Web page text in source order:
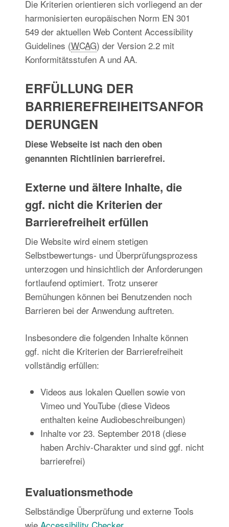
Die Kriterien orientieren sich vorliegend an der
harmonisierten europäischen Norm EN 301
549 der aktuellen Web Content Accessibility
Guidelines (WCAG) der Version 2.2 mit
Konformitätsstufen A und AA.
ERFÜLLUNG DER
BARRIEREFREIHEITSANFOR
DERUNGEN
Diese Webseite ist nach den oben
genannten Richtlinien barrierefrei.
Externe und ältere Inhalte, die
ggf. nicht die Kriterien der
Barrierefreiheit erfüllen
Die Website wird einem stetigen
Selbstbewertungs- und Überprüfungsprozess
unterzogen und hinsichtlich der Anforderungen
fortlaufend optimiert. Trotz unserer
Bemühungen können bei Benutzenden noch
Barrieren bei der Anwendung auftreten.
Insbesondere die folgenden Inhalte können
ggf. nicht die Kriterien der Barrierefreiheit
vollständig erfüllen:
Videos aus lokalen Quellen sowie von
Vimeo und YouTube (diese Videos
enthalten keine Audiobeschreibungen)
Inhalte vor 23. September 2018 (diese
haben Archiv-Charakter und sind ggf. nicht
barrierefrei)
Evaluationsmethode
Selbständige Überprüfung und externe Tools